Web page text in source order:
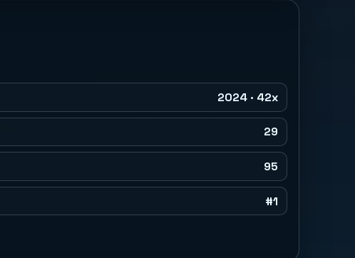
2024 · 42x
29
95
#1